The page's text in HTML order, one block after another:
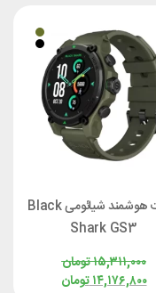
ساعت هوشمند شیائومی Black
Shark GS3
تومان۱۵,۳۱۱,۰۰۰
تومان۱۴,۱۷۶,۸۰۰